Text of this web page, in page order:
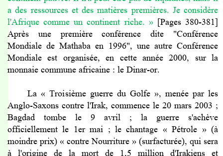
a des ressources et des matières premières. Je considère
l'Afrique comme un continent riche. » [Pages 380-381]
Après une première conférence dite "Conférence
Mondiale de Mathaba en 1996", une autre Conférence
Mondiale est organisée, en cette année 2000, sur la
monnaie commune africaine : le Dinar-or.
La « Troisième guerre du Golfe », menée par les
Anglo-Saxons contre l'Irak, commence le 20 mars 2003 ;
Bagdad tombe le 9 avril ; la guerre s'achève
officiellement le 1er mai ; le chantage « Pétrole » (à
moindre prix) « contre Nourriture » (surfacturée), qui sera
à l'origine de la mort de 1,5 million d'Irakiens et